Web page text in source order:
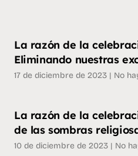
La razón de la
Eliminando nuestras
17 de diciembre de 2023 No
La razón de la
de las sombras
10 de diciembre de 2023 No